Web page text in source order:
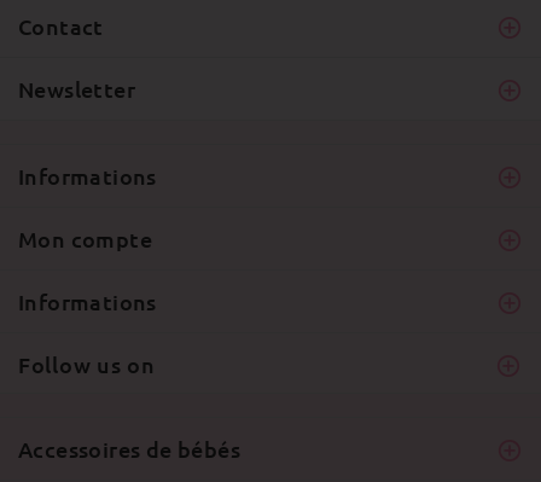
Contact
Newsletter
Informations
Mon compte
Informations
Follow us on
Accessoires de bébés